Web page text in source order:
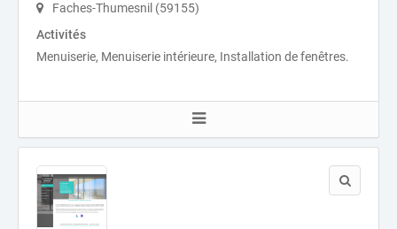
Faches-Thumesnil (59155)
Activités
Menuiserie, Menuiserie intérieure, Installation de fenêtres.